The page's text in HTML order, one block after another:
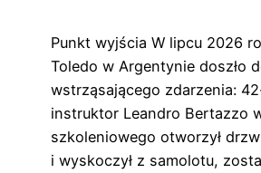
Punkt wyjścia W lipcu 2026
Toledo w Argentynie doszło
wstrząsającego zdarzenia:
instruktor Leandro Bertazzo
szkoleniowego otworzył
i wyskoczył z samolotu,